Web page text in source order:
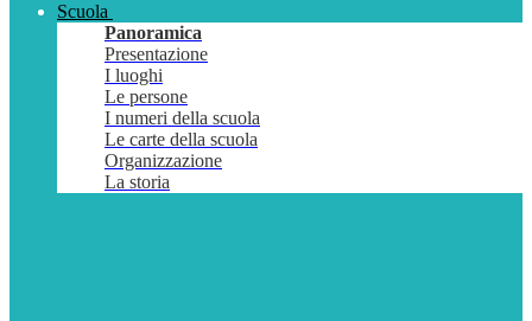
Scuola
Panoramica
Presentazione
I luoghi
Le persone
I numeri della scuola
Le carte della scuola
Organizzazione
La storia